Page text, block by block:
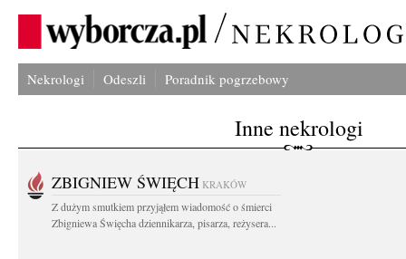
Nekrologi Odeszli Poradnik pogrzebowy
Inne nekrologi
ZBIGNIEW ŚWIĘCH KRAKÓW
Z dużym smutkiem przyjąłem wiadomość o śmierci
Zbigniewa Święcha dziennikarza, pisarza, reżysera...